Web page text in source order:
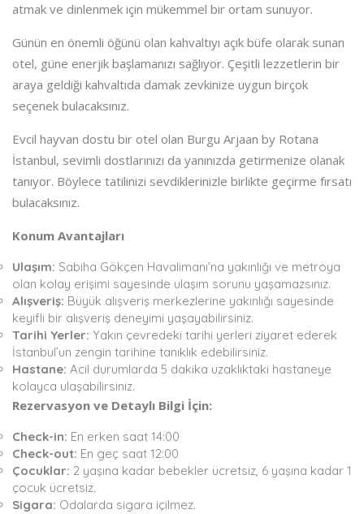
atmak ve dinlenmek için mükemmel bir ortam sunuyor.
Günün en önemli öğünü olan kahvaltıyı açık büfe olarak sunan
otel, güne enerjik başlamanızı sağlıyor. Çeşitli lezzetlerin bir
araya geldiği kahvaltıda damak zevkinize uygun birçok
seçenek bulacaksınız.
Evcil hayvan dostu bir otel olan Burgu Arjaan by Rotana
İstanbul, sevimli dostlarınızı da yanınızda getirmenize olanak
tanıyor. Böylece tatilinizi sevdiklerinizle birlikte geçirme fırsatı
bulacaksınız.
Konum Avantajları
Ulaşım: Sabiha Gökçen Havalimanı’na yakınlığı ve metroya
olan kolay erişimi sayesinde ulaşım sorunu yaşamazsınız.
Alışveriş: Büyük alışveriş merkezlerine yakınlığı sayesinde
keyifli bir alışveriş deneyimi yaşayabilirsiniz.
Tarihi Yerler: Yakın çevredeki tarihi yerleri ziyaret ederek
İstanbul’un zengin tarihine tanıklık edebilirsiniz.
Hastane: Acil durumlarda 5 dakika uzaklıktaki hastaneye
kolayca ulaşabilirsiniz.
Rezervasyon ve Detaylı Bilgi İçin:
Check-in: En erken saat 14:00
Check-out: En geç saat 12:00
Çocuklar: 2 yaşına kadar bebekler ücretsiz, 6 yaşına kadar 1
çocuk ücretsiz.
Sigara: Odalarda sigara içilmez.